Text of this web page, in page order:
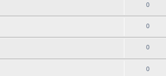
0
0
0
0